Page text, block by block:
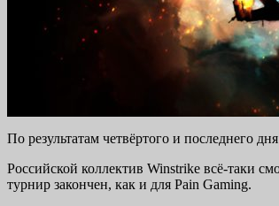
По результатам четвёртого и последнего
Российской коллектив Winstrike всё-таки
турнир закончен, как и для Pain Gaming.